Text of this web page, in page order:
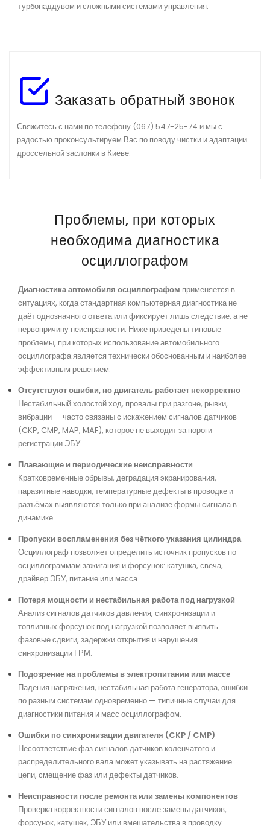
турбонаддувом и сложными системами управления.
Заказать обратный звонок
Свяжитесь с нами по телефону (067) 547-25-74 и мы с
радостью проконсультируем Вас по поводу чистки и адаптации
дроссельной заслонки в Киеве.
Проблемы, при которых
необходима диагностика
осциллографом
Диагностика автомобиля осциллографом применяется в
ситуациях, когда стандартная компьютерная диагностика не
даёт однозначного ответа или фиксирует лишь следствие, а не
первопричину неисправности. Ниже приведены типовые
проблемы, при которых использование автомобильного
осциллографа является технически обоснованным и наиболее
эффективным решением:
Отсутствуют ошибки, но двигатель работает некорректно
Нестабильный холостой ход, провалы при разгоне, рывки,
вибрации — часто связаны с искажением сигналов датчиков
(CKP, CMP, MAP, MAF), которое не выходит за пороги
регистрации ЭБУ.
Плавающие и периодические неисправности
Кратковременные обрывы, деградация экранирования,
паразитные наводки, температурные дефекты в проводке и
разъёмах выявляются только при анализе формы сигнала в
динамике.
Пропуски воспламенения без чёткого указания цилиндра
Осциллограф позволяет определить источник пропусков по
осциллограммам зажигания и форсунок: катушка, свеча,
драйвер ЭБУ, питание или масса.
Потеря мощности и нестабильная работа под нагрузкой
Анализ сигналов датчиков давления, синхронизации и
топливных форсунок под нагрузкой позволяет выявить
фазовые сдвиги, задержки открытия и нарушения
синхронизации ГРМ.
Подозрение на проблемы в электропитании или массе
Падения напряжения, нестабильная работа генератора, ошибки
по разным системам одновременно — типичные случаи для
диагностики питания и масс осциллографом.
Ошибки по синхронизации двигателя (CKP / CMP)
Несоответствие фаз сигналов датчиков коленчатого и
распределительного вала может указывать на растяжение
цепи, смещение фаз или дефекты датчиков.
Неисправности после ремонта или замены компонентов
Проверка корректности сигналов после замены датчиков,
форсунок, катушек, ЭБУ или вмешательства в проводку